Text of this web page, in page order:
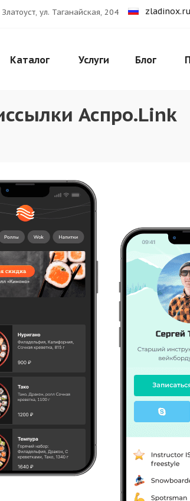
zladinox.ru
Златоуст, ул. Таганайская, 204
Каталог Услуги Блог
Аспро.Link